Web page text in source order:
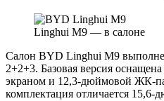
Linghui M9 — в салоне
Салон BYD Linghui M9
2+2+3. Базовая версия
экраном и 12,3-дюймовой ЖК-
комплектация отличается